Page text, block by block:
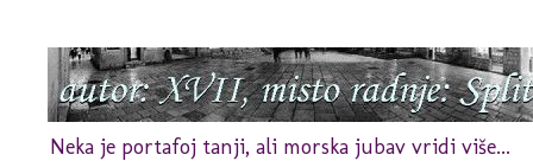
Neka je portafoj tanji, ali morska jubav vridi više...